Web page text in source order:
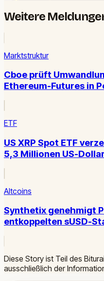
Weitere
Marktstruktur
Cboe prüft
Ethereum-Futures in
ETF
US XRP Spot ETF
5,3 Millionen US-Dollar
Altcoins
Synthetix genehmigt
entkoppelten sUSD-
Diese Story ist Teil des
ausschließlich der